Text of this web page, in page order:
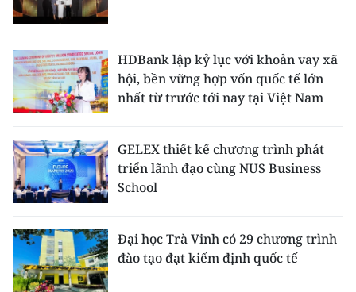
HDBank lập kỷ lục với khoản vay xã
hội, bền vững hợp vốn quốc tế lớn
nhất từ trước tới nay tại Việt Nam
GELEX thiết kế chương trình phát
triển lãnh đạo cùng NUS Business
School
Đại học Trà Vinh có 29 chương trình
đào tạo đạt kiểm định quốc tế